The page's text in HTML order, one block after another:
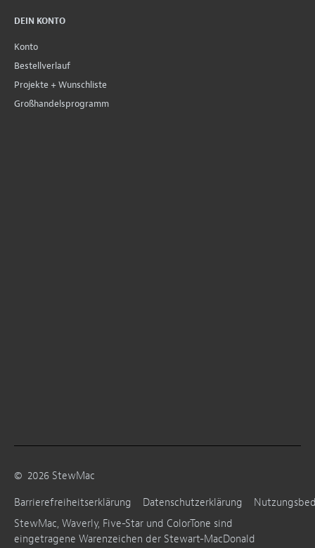
DEIN KONTO
Konto
Bestellverlauf
Projekte + Wunschliste
Großhandelsprogramm
© 2026 StewMac
Barrierefreiheitserklärung
Datenschutzerklärung
StewMac, Waverly, Five-Star und ColorTone sind
eingetragene Warenzeichen der Stewart-MacDonald